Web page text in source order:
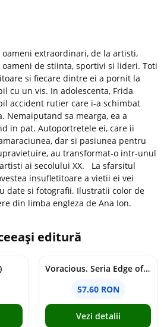
extraordinari, de la artisti,
de stiinta, sportivi si lideri. Toti
si fiecare dintre ei a pornit la
cu un vis. In adolescenta, Frida
accident rutier care i-a schimbat
Nemaiputand sa mearga, ea a
in pat. Autoportretele ei, care ii
dar si pasiunea pentru
au transformat-o intr-unul
ai secolului XX. La sfarsitul
insufletitoare a vietii ei vei
date si fotografii. Ilustratii color de
din limba engleza de Ana Ion.
editură
Voracious. Seria Edge of Darkness Vol.2
57.60 RON
Vezi detalii